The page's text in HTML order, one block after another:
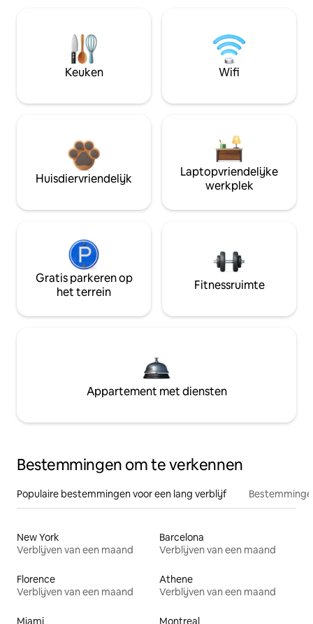
Keuken Wifi
Huisdiervriendelijk
Laptopvriendelijke
werkplek
Gratis parkeren op
het terrein
Fitnessruimte
Appartement met diensten
Bestemmingen om te verkennen
Populaire bestemmingen voor een lang verblijf
New York
Verblijven van een maand
Barcelona
Verblijven van een maand
Florence
Verblijven van een maand
Athene
Verblijven van een maand